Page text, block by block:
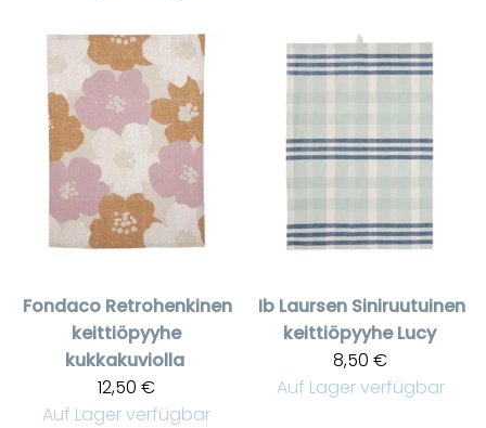
Fondaco Retrohenkinen
keittiöpyyhe
kukkakuviolla
12,50 €
Auf Lager verfügbar
Ib Laursen Siniruutuinen
keittiöpyyhe Lucy
8,50 €
Auf Lager verfügbar